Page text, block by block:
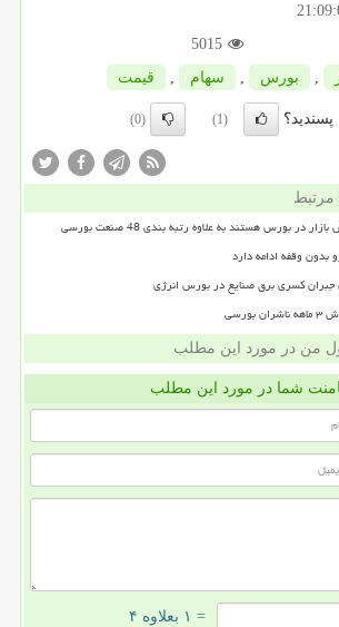
5015
, بورس , سهام , قیمت
(1)
(0)
مرتبط
بورس هستند به علاوه رتبه بندی 48 صنعت بورسی
بدون وقفه ادامه دارد
من در مورد این مطلب
شما در مورد این مطلب
= ۱ بعلاوه ۴